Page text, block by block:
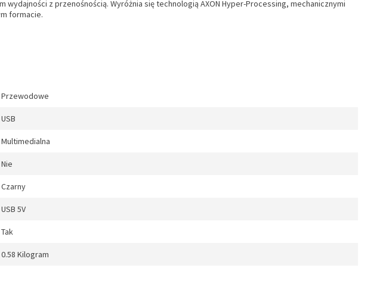
wydajności z przenośnością. Wyróżnia się technologią AXON Hyper-Processing, mechanicznymi
formacie.
Przewodowe
USB
Multimedialna
Nie
Czarny
USB 5V
Tak
0.58 Kilogram